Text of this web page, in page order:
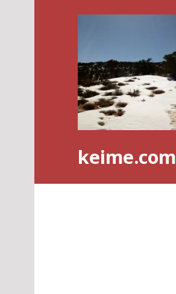
keime.com